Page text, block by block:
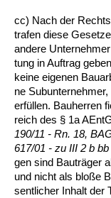
cc) Nach der
tra­fen die­se
an­de­re
tung in Auf­trag
kei­ne ei­ge­nen
ne
erfüllen. Bau­her­ren
reich des § 1a
190/11 - Rn. 18,
617/01 - zu III 2 b
gen sind Bauträger
und nicht als bloße
sent­li­cher In­halt der